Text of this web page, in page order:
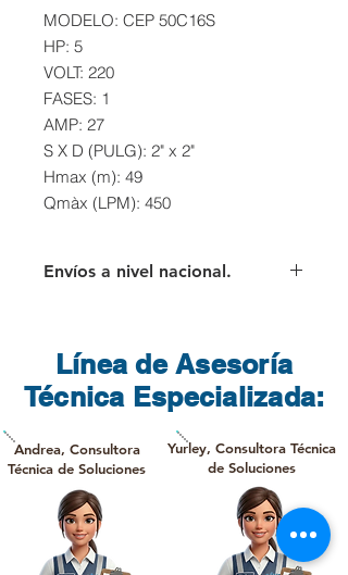
MODELO: CEP 50C16S
HP: 5
VOLT: 220
FASES: 1
AMP: 27
S X D (PULG): 2" x 2"
Hmax (m): 49
Qmàx (LPM): 450
Envíos a nivel nacional.
flete que cobra directamente la
transportadora
Línea de Asesoría
Técnica Especializada:
Andrea, Consultora
Técnica de Soluciones
Yurley, Consultora Técnica
de Soluciones